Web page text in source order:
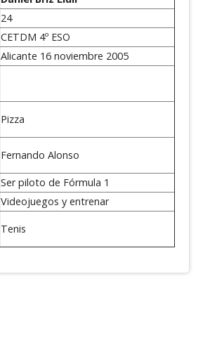
24
CETDM 4º ESO
Alicante 16 noviembre 2005
Pizza
Fernando Alonso
Ser piloto de Fórmula 1
Videojuegos y entrenar
Tenis